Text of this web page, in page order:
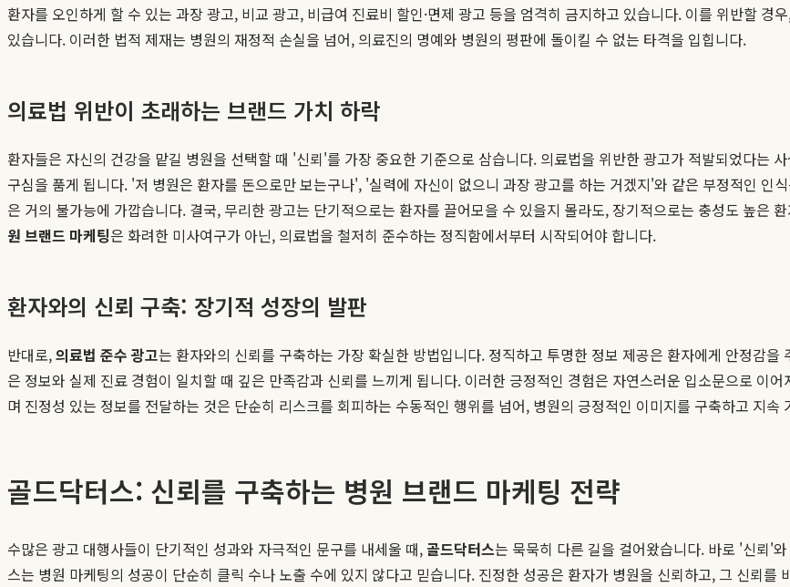
환자를 오인하게 할 수 있는 과장 광고, 비교 광고, 비급여 진료비 할인·면제 광고 등을 엄격히 금지하고 있습니다. 이를 위반할 경
있습니다. 이러한 법적 제재는 병원의 재정적 손실을 넘어, 의료진의 명예와 병원의 평판에 돌이킬 수 없는 타격을 입힙니다.
의료법 위반이 초래하는 브랜드 가치 하락
환자들은 자신의 건강을 맡길 병원을 선택할 때 '신뢰'를 가장 중요한 기준으로 삼습니다. 의료법을 위반한 광고가 적발되었다는
구심을 품게 됩니다. '저 병원은 환자를 돈으로만 보는구나', '실력에 자신이 없으니 과장 광고를 하는 거겠지'와 같은 부정적인 인
은 거의 불가능에 가깝습니다. 결국, 무리한 광고는 단기적으로는 환자를 끌어모을 수 있을지 몰라도, 장기적으로는 충성도 높은
원 브랜드 마케팅은 화려한 미사여구가 아닌, 의료법을 철저히 준수하는 정직함에서부터 시작되어야 합니다.
환자와의 신뢰 구축: 장기적 성장의 발판
반대로,의료법 준수 광고는 환자와의 신뢰를 구축하는 가장 확실한 방법입니다. 정직하고 투명한 정보 제공은 환자에게 안정감
은 정보와 실제 진료 경험이 일치할 때 깊은 만족감과 신뢰를 느끼게 됩니다. 이러한 긍정적인 경험은 자연스러운 입소문으로 이
며 진정성 있는 정보를 전달하는 것은 단순히 리스크를 회피하는 수동적인 행위를 넘어, 병원의 긍정적인 이미지를 구축하고 지
골드닥터스: 신뢰를 구축하는 병원 브랜드 마케팅 전략
수많은 광고 대행사들이 단기적인 성과와 자극적인 문구를 내세울 때, 골드닥터스는 묵묵히 다른 길을 걸어왔습니다. 바로 '신뢰'
스는 병원 마케팅의 성공이 단순히 클릭 수나 노출 수에 있지 않다고 믿습니다. 진정한 성공은 환자가 병원을 신뢰하고, 그 신뢰